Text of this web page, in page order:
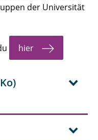
der Universität
hier